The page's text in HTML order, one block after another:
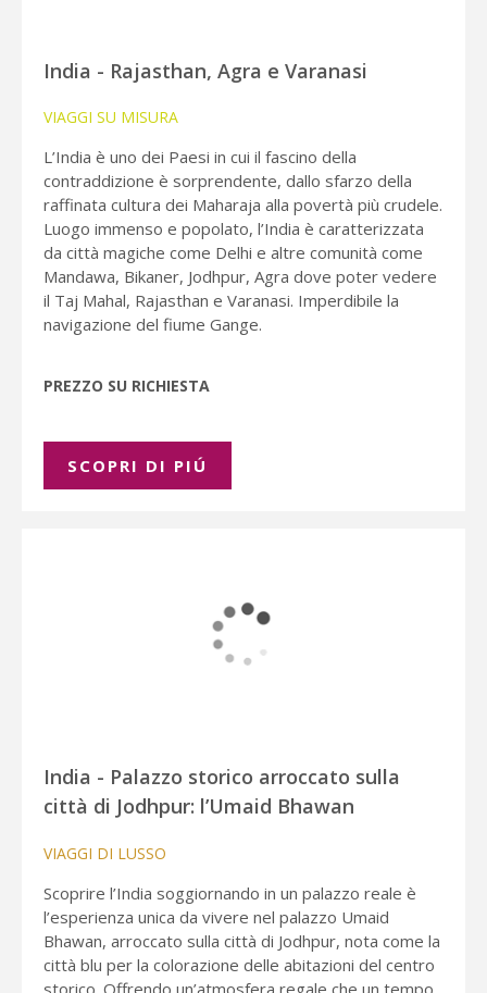
India - Rajasthan, Agra e Varanasi
VIAGGI SU MISURA
L’India è uno dei Paesi in cui il fascino della
contraddizione è sorprendente, dallo sfarzo della
raffinata cultura dei Maharaja alla povertà più crudele.
Luogo immenso e popolato, l’India è caratterizzata
da città magiche come Delhi e altre comunità come
Mandawa, Bikaner, Jodhpur, Agra dove poter vedere
il Taj Mahal, Rajasthan e Varanasi. Imperdibile la
navigazione del fiume Gange.
PREZZO SU RICHIESTA
SCOPRI DI PIÚ
India - Palazzo storico arroccato sulla
città di Jodhpur: l’Umaid Bhawan
VIAGGI DI LUSSO
Scoprire l’India soggiornando in un palazzo reale è
l’esperienza unica da vivere nel palazzo Umaid
Bhawan, arroccato sulla città di Jodhpur, nota come la
città blu per la colorazione delle abitazioni del centro